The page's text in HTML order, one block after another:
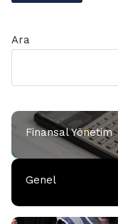
Ara
Finansal Yönetim
Genel